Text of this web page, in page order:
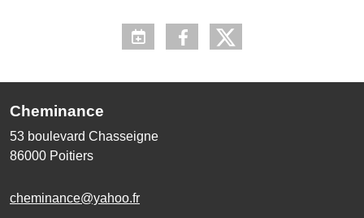
Cheminance
53 boulevard Chasseigne
86000 Poitiers
cheminance@yahoo.fr